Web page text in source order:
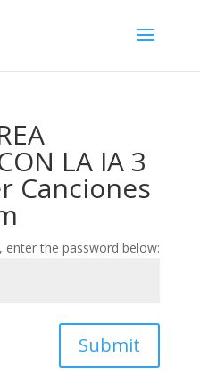
LA IA 3
Canciones
the password below:
Submit